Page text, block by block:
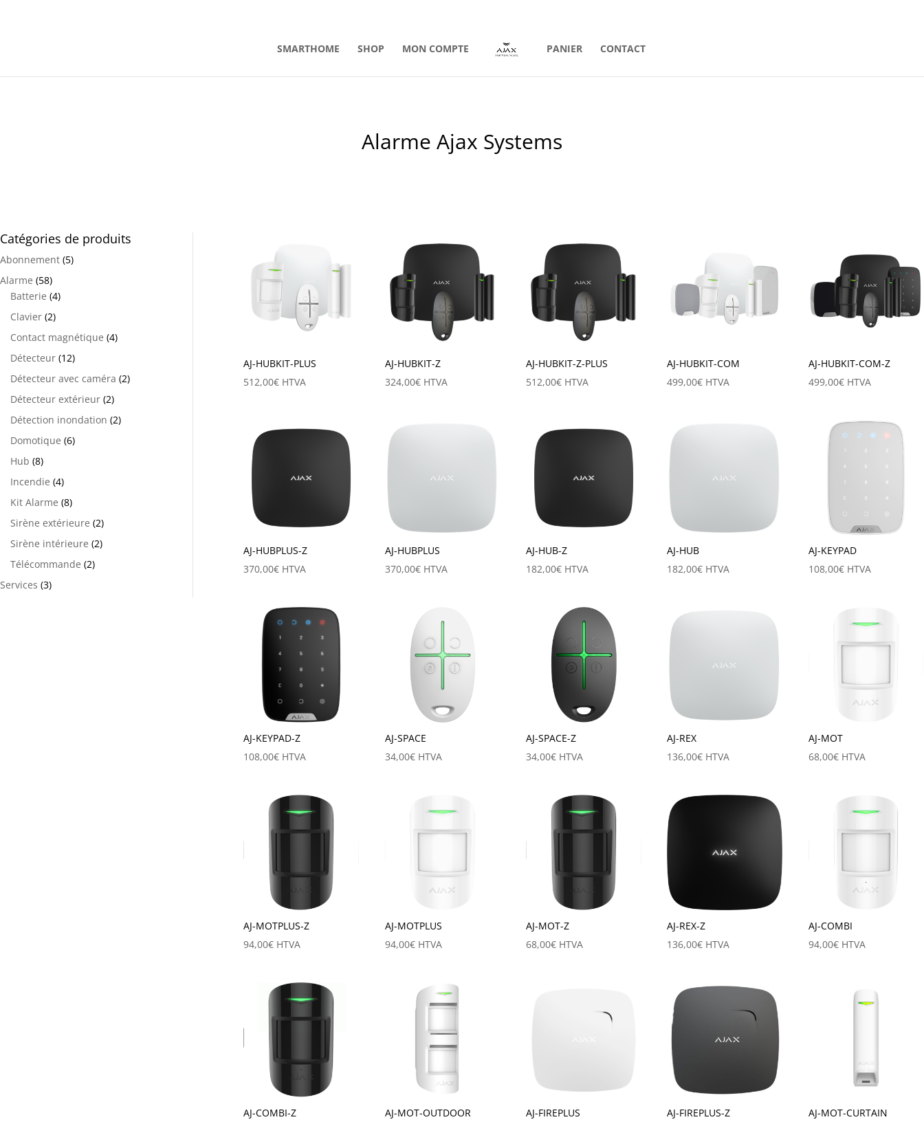
SMARTHOME SHOP MON COMPTE PANIER CONTACT
Alarme Ajax Systems
Catégories de produits
Abonnement (5)
Alarme (58)
Batterie (4)
Clavier (2)
Contact magnétique (4)
Détecteur (12)
Détecteur avec caméra (2)
Détecteur extérieur (2)
Détection inondation (2)
Domotique (6)
Hub (8)
Incendie (4)
Kit Alarme (8)
Sirène extérieure (2)
Sirène intérieure (2)
Télécommande (2)
Services (3)
AJ-HUBKIT-PLUS
512,00€ HTVA
AJ-HUBKIT-Z
324,00€ HTVA
AJ-HUBKIT-Z-PLUS
512,00€ HTVA
AJ-HUBKIT-COM
499,00€ HTVA
AJ-HUBKIT-COM-Z
499,00€ HTVA
AJ-HUBPLUS-Z
370,00€ HTVA
AJ-HUBPLUS
370,00€ HTVA
AJ-HUB-Z
182,00€ HTVA
AJ-HUB
182,00€ HTVA
AJ-KEYPAD
108,00€ HTVA
AJ-KEYPAD-Z
108,00€ HTVA
AJ-SPACE
34,00€ HTVA
AJ-SPACE-Z
34,00€ HTVA
AJ-REX
136,00€ HTVA
AJ-MOT
68,00€ HTVA
AJ-MOTPLUS-Z
94,00€ HTVA
AJ-MOTPLUS
94,00€ HTVA
AJ-MOT-Z
68,00€ HTVA
AJ-REX-Z
136,00€ HTVA
AJ-COMBI
94,00€ HTVA
AJ-COMBI-Z
AJ-MOT-OUTDOOR
AJ-FIREPLUS
AJ-FIREPLUS-Z
AJ-MOT-CURTAIN